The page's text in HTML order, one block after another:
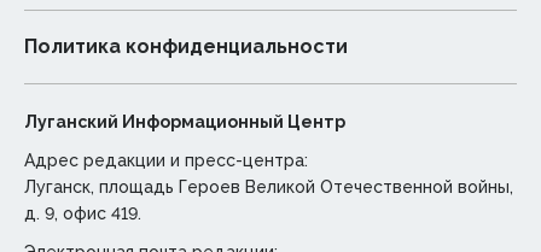
Политика конфиденциальности
Луганский Информационный Центр
Адрес редакции и пресс-центра:
Луганск, площадь Героев Великой Отечественной войны,
д. 9, офис 419.